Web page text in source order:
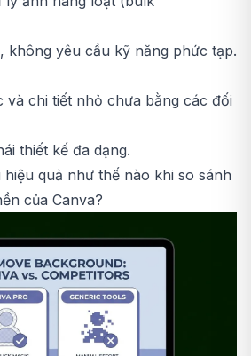
không yêu cầu kỹ năng phức tạp.
và chi tiết nhỏ chưa bằng các đối
thiết kế đa dạng.
hiệu quả như thế nào khi so sánh
của Canva?